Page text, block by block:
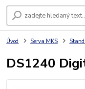
Úvod Serva MKS
DS1240